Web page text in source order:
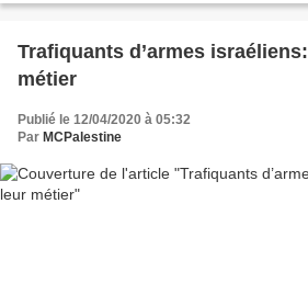
Trafiquants d’armes
métier
Publié le 12/04/2020 à 05:32
Par MCPalestine